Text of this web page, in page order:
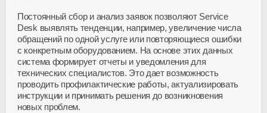
Постоянный сбор и анализ заявок позволяют Service
Desk выявлять тенденции, например, увеличение числа
обращений по одной услуге или повторяющиеся ошибки
с конкретным оборудованием. На основе этих данных
система формирует отчеты и уведомления для
технических специалистов. Это дает возможность
проводить профилактические работы, актуализировать
инструкции и принимать решения до возникновения
новых проблем.